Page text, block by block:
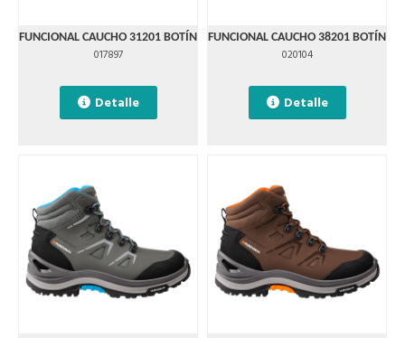
FUNCIONAL CAUCHO 31201 BOTÍN
017897
Detalle
FUNCIONAL CAUCHO 38201 BOTÍN
020104
Detalle